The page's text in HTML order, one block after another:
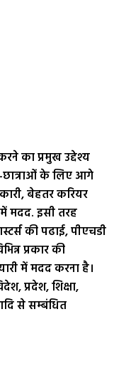
का प्रमुख उद्देश्य
छात्राओं के लिए आगे
बेहतर करियर
मदद. इसी तरह
की पढाई, पीएचडी
प्रकार की
में मदद करना है।
प्रदेश, शिक्षा,
से सम्बंधित